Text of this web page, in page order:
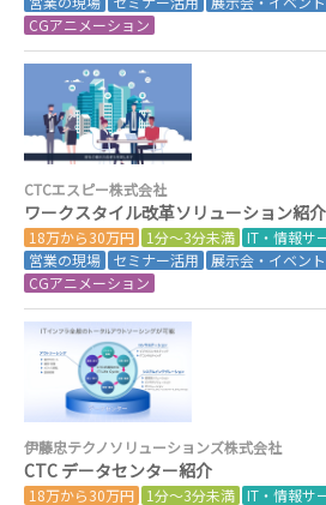
CGアニメーション
CTCエスピー株式会社
ワークスタイル改革ソリューション紹
18万から30万円 1分～3分未満 IT・情報サ
営業の現場
セミナー活用 展示会・イベント
CGアニメーション
伊藤忠テクノソリューションズ株式会社
CTC データセンター紹介
18万から30万円 1分～3分未満 IT・情報サ